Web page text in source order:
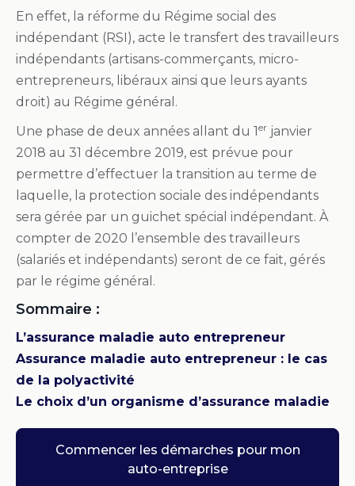
En effet, la réforme du Régime social des
indépendant (RSI), acte le transfert des travailleurs
indépendants (artisans-commerçants, micro-
entrepreneurs, libéraux ainsi que leurs ayants
droit) au Régime général.
Une phase de deux années allant du 1er janvier
2018 au 31 décembre 2019, est prévue pour
permettre d’effectuer la transition au terme de
laquelle, la protection sociale des indépendants
sera gérée par un guichet spécial indépendant. À
compter de 2020 l’ensemble des travailleurs
(salariés et indépendants) seront de ce fait, gérés
par le régime général.
Sommaire :
L’assurance maladie auto entrepreneur
Assurance maladie auto entrepreneur : le cas
de la polyactivité
Le choix d’un organisme d’assurance maladie
Commencer les démarches pour mon
auto-entreprise